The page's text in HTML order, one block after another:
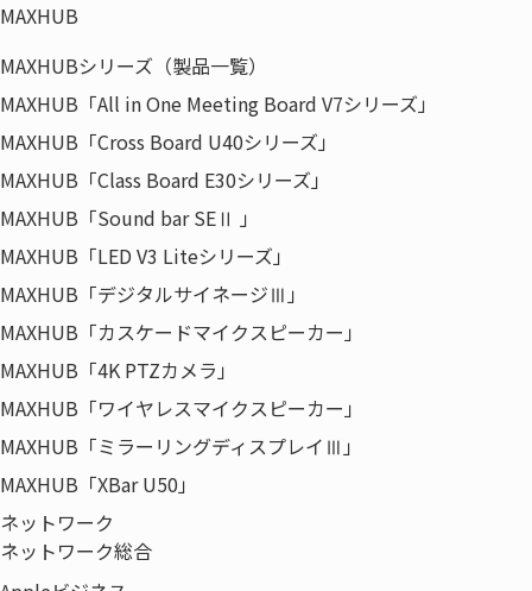
MAXHUB
MAXHUBシリーズ（製品一覧）
MAXHUB「All in One Meeting Board V7シリーズ」
MAXHUB「Cross Board U40シリーズ」
MAXHUB「Class Board E30シリーズ」
MAXHUB「Sound bar SEⅡ 」
MAXHUB「LED V3 Liteシリーズ」
MAXHUB「デジタルサイネージⅢ」
MAXHUB「カスケードマイクスピーカー」
MAXHUB「4K PTZカメラ」
MAXHUB「ワイヤレスマイクスピーカー」
MAXHUB「ミラーリングディスプレイⅢ」
MAXHUB「XBar U50」
ネットワーク
ネットワーク総合
載いたしました。
〒135-0042
東京都江東区木場5-8-40
東京パークサイドビル12F